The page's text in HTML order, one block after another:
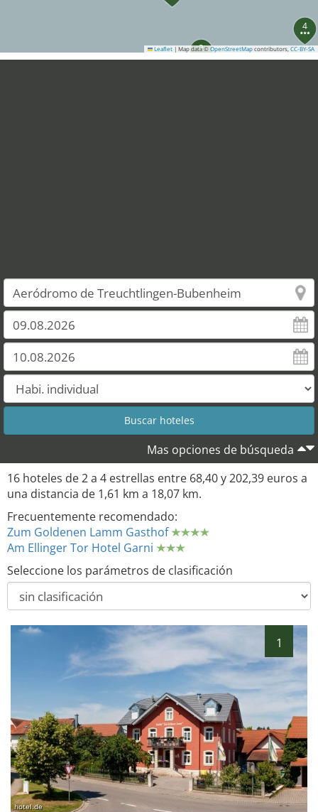
3
4
Leaflet | Map data © OpenStreetMap contributors, CC-BY-SA
Mas opciones de búsqueda
16 hoteles de 2 a 4 estrellas entre 68,40 y 202,39 euros a
una distancia de 1,61 km a 18,07 km.
Frecuentemente recomendado:
Zum Goldenen Lamm Gasthof
Am Ellinger Tor Hotel Garni
Seleccione los parámetros de clasificación
1
hotel.de